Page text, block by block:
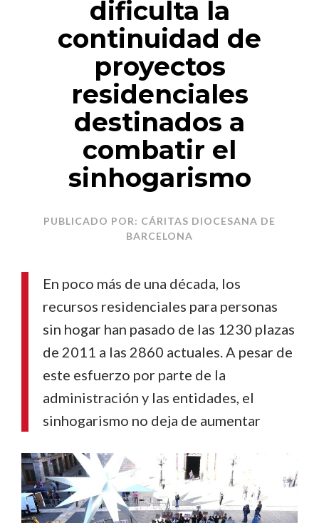
dificulta la
continuidad de
proyectos
residenciales
destinados a
combatir el
sinhogarismo
PUBLICADO POR: CÁRITAS DIOCESANA DE
BARCELONA
En poco más de una década, los
recursos residenciales para personas
sin hogar han pasado de las 1230 plazas
de 2011 a las 2860 actuales. A pesar de
este esfuerzo por parte de la
administración y las entidades, el
sinhogarismo no deja de aumentar